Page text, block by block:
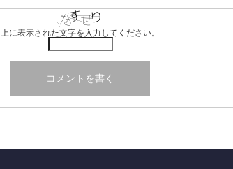
上に表示された文字を入力してください。